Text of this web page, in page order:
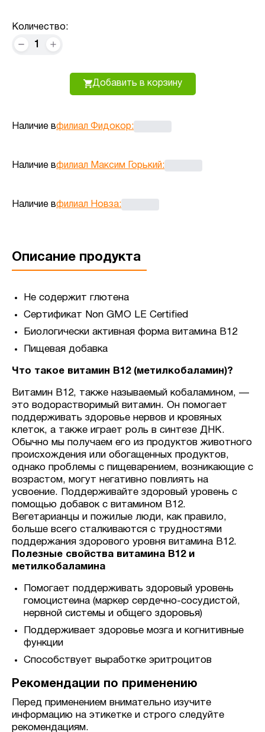
Количество:
1
Добавить в корзину
Наличие вфилиал Фидокор:
Наличие вфилиал Максим Горький:
Наличие вфилиал Новза:
Описание продукта
Не содержит глютена
Сертификат Non GMO LE Certified
Биологически активная форма витамина B12
Пищевая добавка
Что такое витамин B12 (метилкобаламин)?
Витамин B12, также называемый кобаламином, —
это водорастворимый витамин. Он помогает
поддерживать здоровье нервов и кровяных
клеток, а также играет роль в синтезе ДНК.
Обычно мы получаем его из продуктов животного
происхождения или обогащенных продуктов,
однако проблемы с пищеварением, возникающие с
возрастом, могут негативно повлиять на
усвоение. Поддерживайте здоровый уровень с
помощью добавок с витамином B12.
Вегетарианцы и пожилые люди, как правило,
больше всего сталкиваются с трудностями
поддержания здорового уровня витамина B12.
Полезные свойства витамина B12 и
метилкобаламина
Помогает поддерживать здоровый уровень
гомоцистеина (маркер сердечно-сосудистой,
нервной системы и общего здоровья)
Поддерживает здоровье мозга и когнитивные
функции
Способствует выработке эритроцитов
Рекомендации по применению
Перед применением внимательно изучите
информацию на этикетке и строго следуйте
рекомендациям.